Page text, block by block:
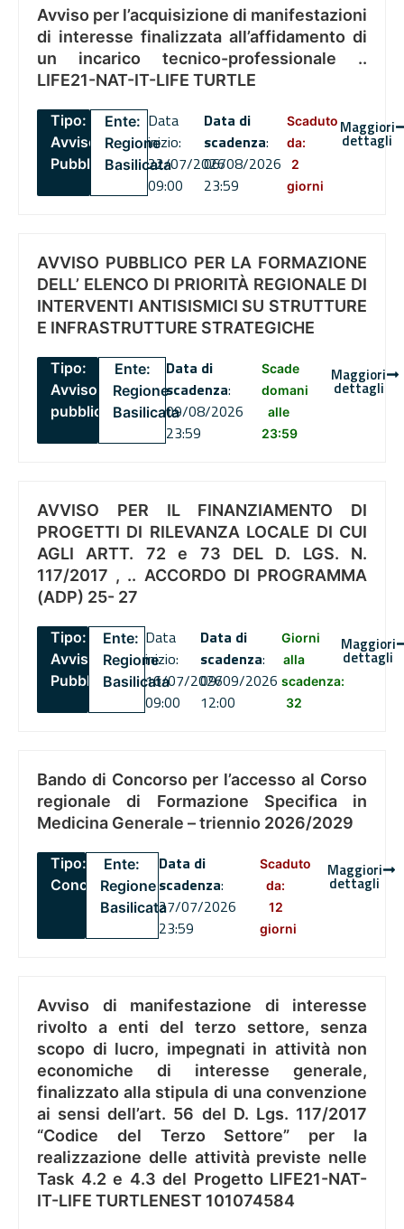
Avviso per l’acquisizione di manifestazioni
di interesse finalizzata all’affidamento di
un incarico tecnico-professionale ..
LIFE21-NAT-IT-LIFE TURTLE
Tipo:
Avviso
Pubblico
Ente:
Regione
Basilicata
Data
inizio:
22/07/2026
09:00
Data di
scadenza:
06/08/2026
23:59
Scaduto
da:
2
giorni
Maggiori
dettagli
AVVISO PUBBLICO PER LA FORMAZIONE
DELL’ ELENCO DI PRIORITÀ REGIONALE DI
INTERVENTI ANTISISMICI SU STRUTTURE
E INFRASTRUTTURE STRATEGICHE
Tipo:
Avviso
pubblico
Ente:
Regione
Basilicata
Data di
scadenza:
09/08/2026
23:59
Scade
domani
alle
23:59
Maggiori
dettagli
AVVISO PER IL FINANZIAMENTO DI
PROGETTI DI RILEVANZA LOCALE DI CUI
AGLI ARTT. 72 e 73 DEL D. LGS. N.
117/2017 , .. ACCORDO DI PROGRAMMA
(ADP) 25- 27
Tipo:
Avviso
Pubblico
Ente:
Regione
Basilicata
Data
inizio:
16/07/2026
09:00
Data di
scadenza:
09/09/2026
12:00
Giorni
alla
scadenza:
32
Maggiori
dettagli
Bando di Concorso per l’accesso al Corso
regionale di Formazione Specifica in
Medicina Generale – triennio 2026/2029
Tipo:
Concorsi
Ente:
Regione
Basilicata
Data di
scadenza:
27/07/2026
23:59
Scaduto
da:
12
giorni
Maggiori
dettagli
Avviso di manifestazione di interesse
rivolto a enti del terzo settore, senza
scopo di lucro, impegnati in attività non
economiche di interesse generale,
finalizzato alla stipula di una convenzione
ai sensi dell’art. 56 del D. Lgs. 117/2017
“Codice del Terzo Settore” per la
realizzazione delle attività previste nelle
Task 4.2 e 4.3 del Progetto LIFE21-NAT-
IT-LIFE TURTLENEST 101074584